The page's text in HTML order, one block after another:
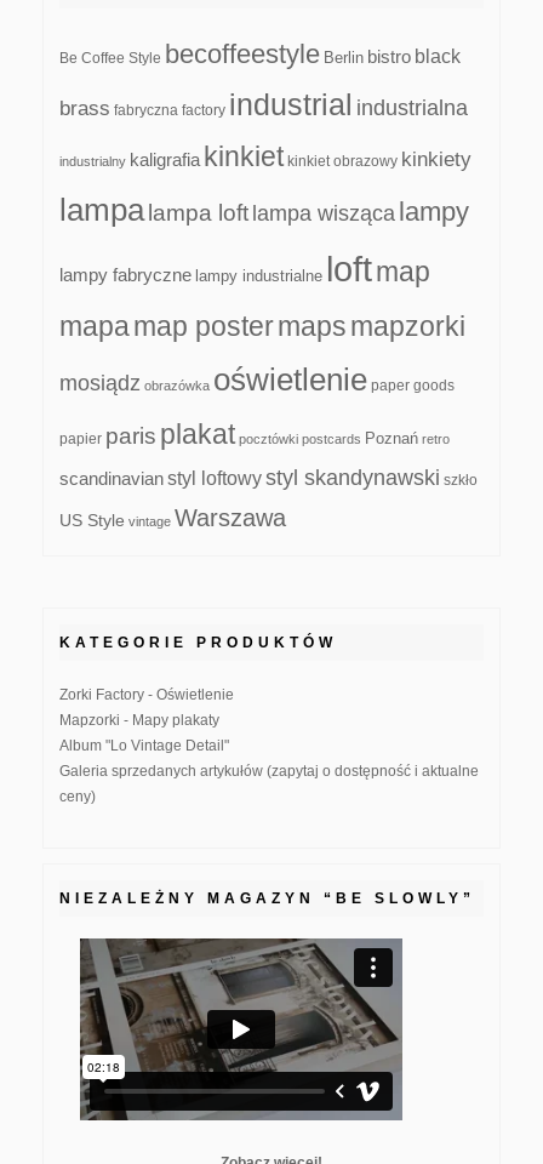
Be Coffee Style becoffeestyle Berlin bistro black
brass fabryczna factory industrial industrialna
industrialny kaligrafia kinkiet kinkiet obrazowy kinkiety
lampa lampa loft lampa wisząca lampy
lampy fabryczne lampy industrialne loftmap
mapamap postermapsmapzorki
mosiądz obrazówka oświetlenie paper goods
papier paris plakat pocztówki postcards Poznań retro
scandinavianstyl loftowystyl skandynawski szkło
US Style vintage Warszawa
KATEGORIE PRODUKTÓW
Zorki Factory - Oświetlenie
Mapzorki - Mapy plakaty
Album "Lo Vintage Detail"
Galeria sprzedanych artykułów (zapytaj o dostępność i aktualne
ceny)
NIEZALEŻNY MAGAZYN “BE SLOWLY”